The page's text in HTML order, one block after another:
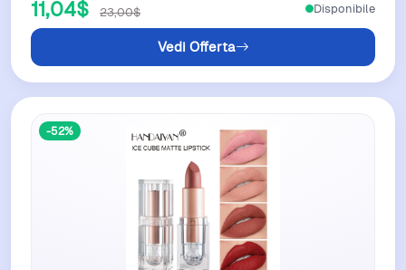
11,04$ 23,00$
Vedi Offerta
Disponibile
-52%